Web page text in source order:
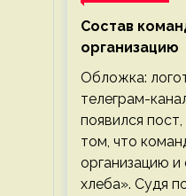
Состав
организацию
Обложка:
телеграм-
появился
том, что
организацию и
хлеба». Судя